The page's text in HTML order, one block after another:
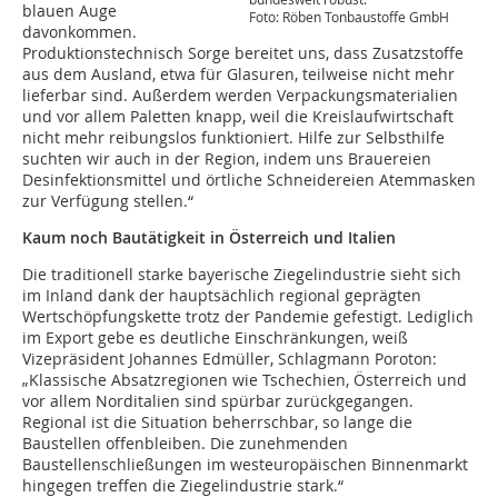
Foto: Röben Tonbaustoffe GmbH
blauen Auge
davonkommen.
Produktionstechnisch Sorge bereitet uns, dass Zusatzstoffe
aus dem Ausland, etwa für Glasuren, teilweise nicht mehr
lieferbar sind. Außerdem werden Verpackungsmaterialien
und vor allem Paletten knapp, weil die Kreislaufwirtschaft
nicht mehr reibungslos funktioniert. Hilfe zur Selbsthilfe
suchten wir auch in der Region, indem uns Brauereien
Desinfektionsmittel und örtliche Schneidereien Atemmasken
zur Verfügung stellen.“
Kaum noch Bautätigkeit in Österreich und Italien
Die traditionell starke bayerische Ziegelindustrie sieht sich
im Inland dank der hauptsächlich regional geprägten
Wertschöpfungskette trotz der Pandemie gefestigt. Lediglich
im Export gebe es deutliche Einschränkungen, weiß
Vizepräsident Johannes Edmüller, Schlagmann Poroton:
„Klassische Absatzregionen wie Tschechien, Österreich und
vor allem Norditalien sind spürbar zurückgegangen.
Regional ist die Situation beherrschbar, so lange die
Baustellen offenbleiben. Die zunehmenden
Baustellenschließungen im westeuropäischen Binnenmarkt
hingegen treffen die Ziegelindustrie stark.“